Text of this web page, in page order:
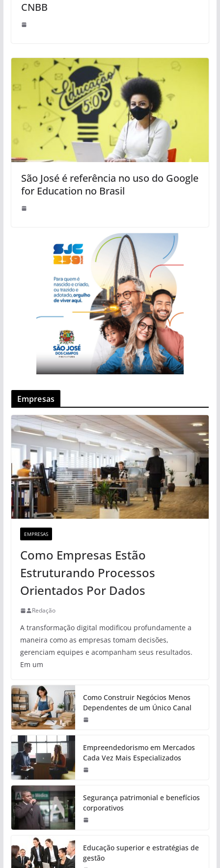
CNBB
São José é referência no uso do Google
for Education no Brasil
Empresas
EMPRESAS
Como Empresas Estão
Estruturando Processos
Orientados Por Dados
Redação
A transformação digital modificou profundamente a
maneira como as empresas tomam decisões,
gerenciam equipes e acompanham seus resultados.
Em um
Como Construir Negócios Menos
Dependentes de um Único Canal
Empreendedorismo em Mercados
Cada Vez Mais Especializados
Segurança patrimonial e benefícios
corporativos
Educação superior e estratégias de
gestão